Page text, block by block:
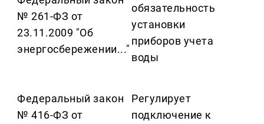
№ 261-ФЗ от
23.11.2009 "Об
энергосбережении..."
обязательность
установки
приборов учета
воды
Федеральный закон
№ 416-ФЗ от
Регулирует
подключение к